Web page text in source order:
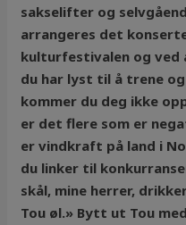
sakselifter og
arrangeres det
kulturfestivalen og ved
du har lyst til å trene
kommer du deg ikke
er det flere som er
er vindkraft på land i
du linker til
skål, mine herrer,
Tou øl.» Bytt ut Tou